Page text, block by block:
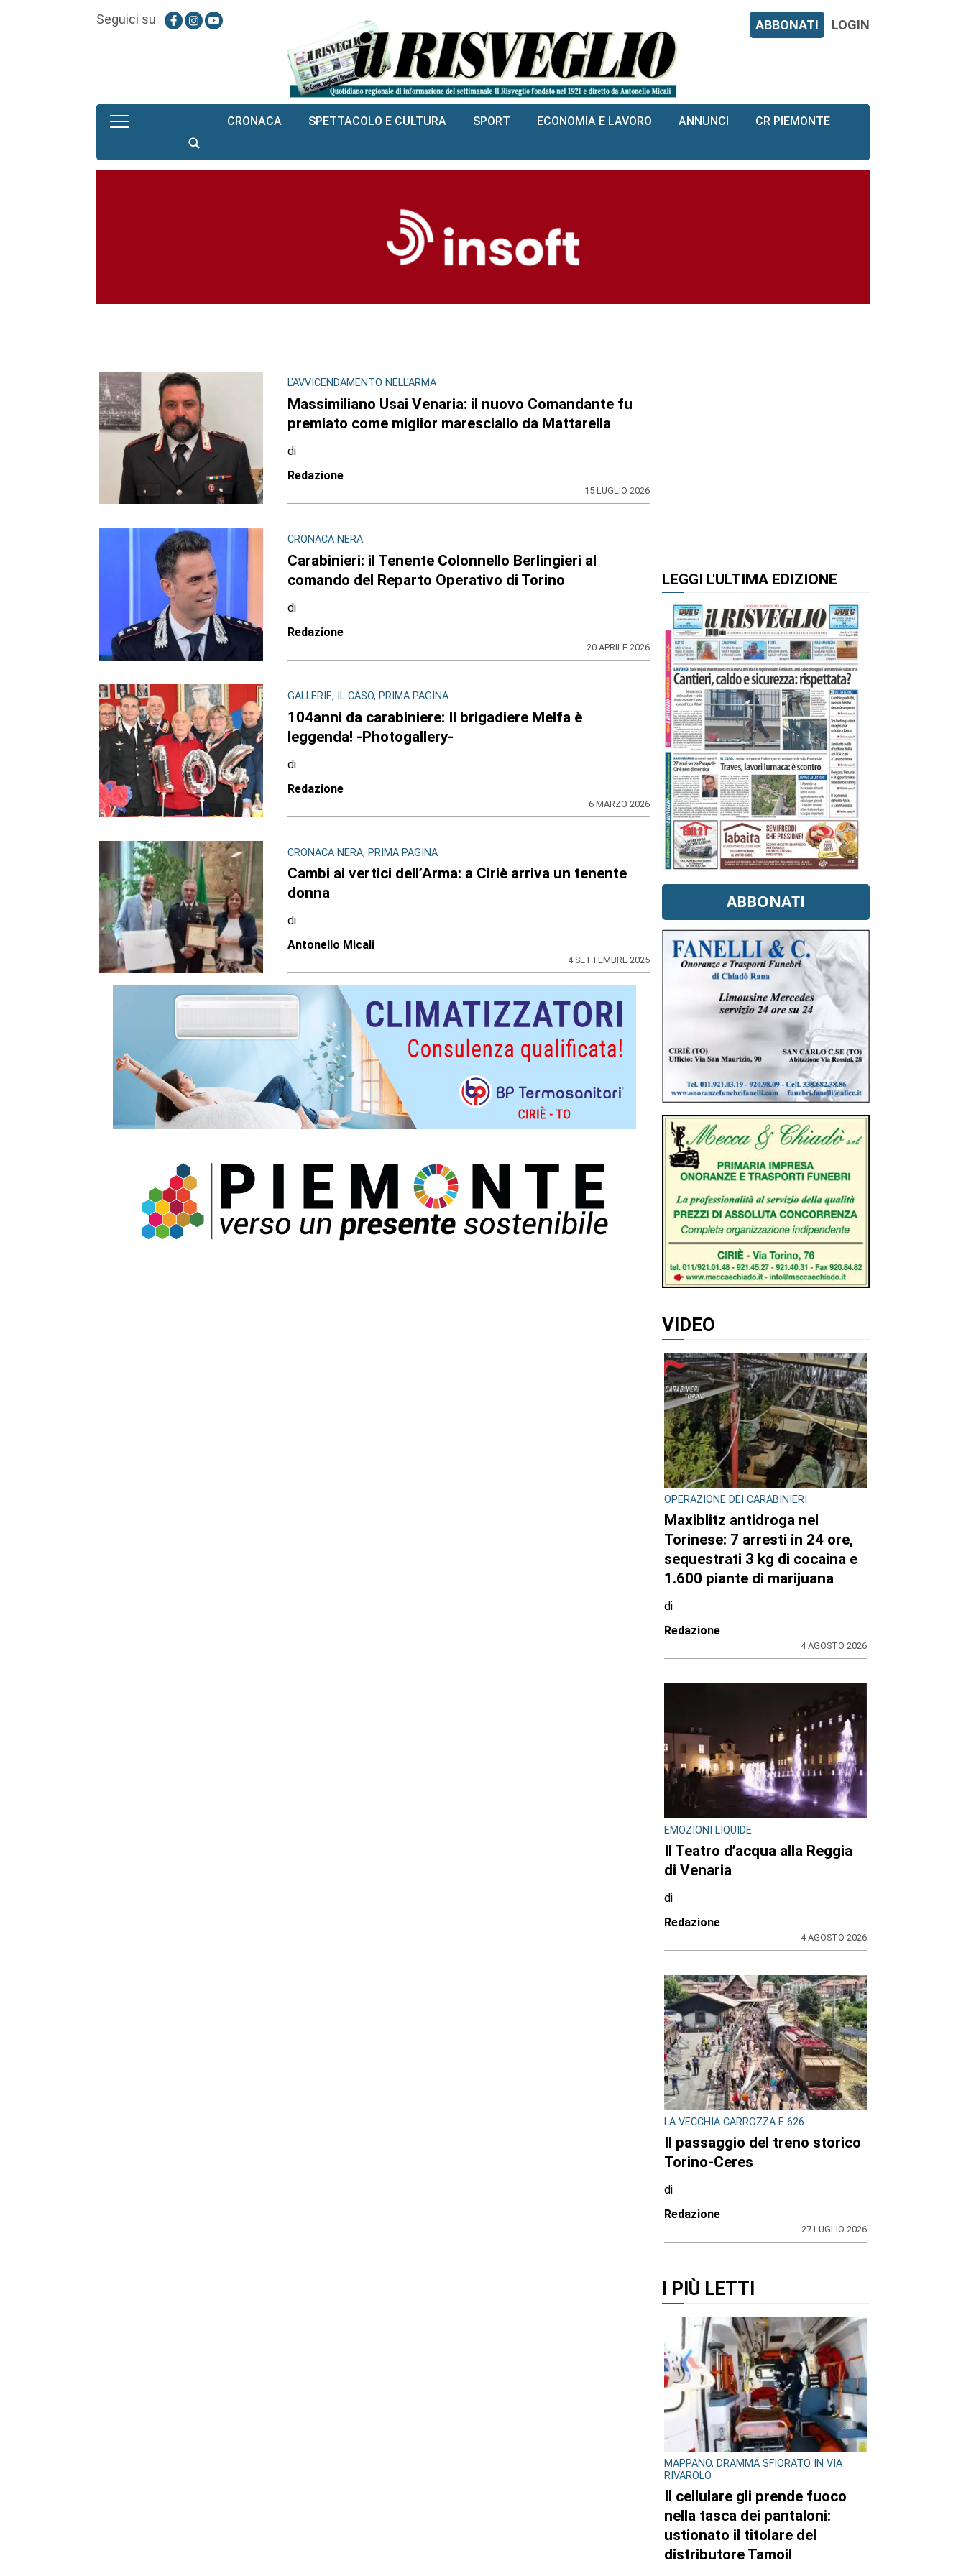
Seguici su ABBONATI LOGIN
CRONACA SPETTACOLO E CULTURA SPORT ECONOMIA E LAVORO ANNUNCI CR PIEMONTE
L'AVVICENDAMENTO NELL'ARMA
Massimiliano Usai Venaria: il nuovo Comandante fu
premiato come miglior maresciallo da Mattarella
di
Redazione
15 LUGLIO 2026
CRONACA NERA
Carabinieri: il Tenente Colonnello Berlingieri al
comando del Reparto Operativo di Torino
di
Redazione
20 APRILE 2026
GALLERIE, IL CASO, PRIMA PAGINA
104anni da carabiniere: Il brigadiere Melfa è
leggenda! -Photogallery-
di
Redazione
6 MARZO 2026
CRONACA NERA, PRIMA PAGINA
Cambi ai vertici dell’Arma: a Ciriè arriva un tenente
donna
di
Antonello Micali
4 SETTEMBRE 2025
LEGGI L'ULTIMA EDIZIONE
ABBONATI
VIDEO
OPERAZIONE DEI CARABINIERI
Maxiblitz antidroga nel
Torinese: 7 arresti in 24 ore,
sequestrati 3 kg di cocaina e
1.600 piante di marijuana
di
Redazione
4 AGOSTO 2026
EMOZIONI LIQUIDE
Il Teatro d’acqua alla Reggia
di Venaria
di
Redazione
4 AGOSTO 2026
LA VECCHIA CARROZZA E 626
Il passaggio del treno storico
Torino-Ceres
di
Redazione
27 LUGLIO 2026
I PIÙ LETTI
MAPPANO, DRAMMA SFIORATO IN VIA
RIVAROLO
Il cellulare gli prende fuoco
nella tasca dei pantaloni:
ustionato il titolare del
distributore Tamoil